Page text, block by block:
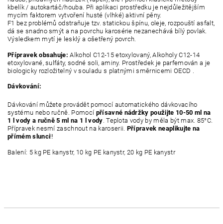
kbelík / autokartáč/houba. Při aplikaci prostředku je nejdůležitějším
mycím faktorem vytvoření husté (vlhké) aktivní pěny.
F1 bez problémů odstraňuje tzv. statickou špínu, oleje, rozpouští asfalt,
dá se snadno smýt a na povrchu karosérie nezanechává bílý povlak.
Výsledkem mytí je lesklý a ošetřený povrch.
Přípravek obsahuje: Alkohol C12-15 etoxylovaný, Alkoholy C12-14
etoxylované, sulfáty, sodné soli, aminy. Prostředek je parfemován a je
biologicky rozložitelný v souladu s platnými směrnicemi OECD .
Dávkování:
Dávkování můžete provádět pomocí automatického dávkovacího
systému nebo ručně. Pomocí přísavné nádržky použijte 10-50 ml na
1 l vody a ručně 5 ml na 1 l vody. Teplota vody by měla být max. 85°C.
Přípravek nesmí zaschnout na karoserii. Přípravek neaplikujte na
přímém slunci!!
Balení: 5 kg PE kanystr, 10 kg PE kanystr, 20 kg PE kanystr